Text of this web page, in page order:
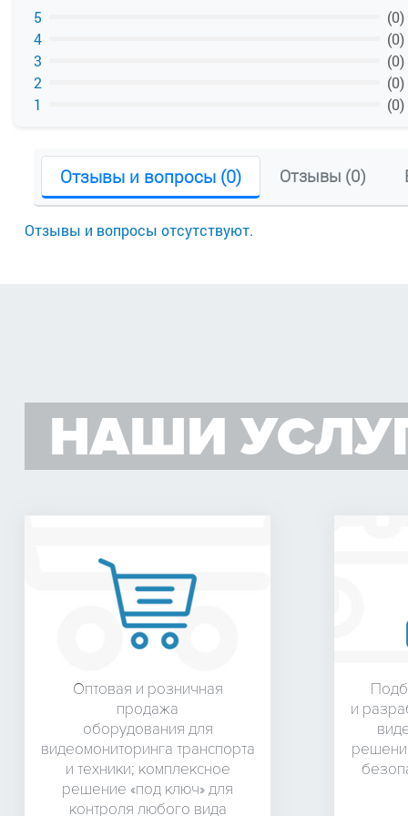
5
(0)
4
(0)
3
(0)
2
(0)
1
(0)
Отзывы и вопросы (0) Отзывы (0)
Отзывы и вопросы отсутствуют.
НАШИ
Оптовая и розничная
продажа
оборудования для
видеомониторинга транспорта
и техники; комплексное
решение «под ключ» для
контроля любого вида
и